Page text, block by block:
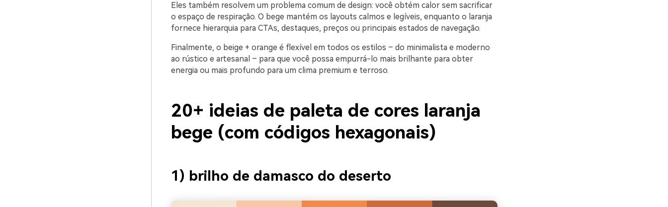
Eles também resolvem um problema comum de design: você obtém calor sem sacrificar
o espaço de respiração. O bege mantém os layouts calmos e legíveis, enquanto o laranja
fornece hierarquia para CTAs, destaques, preços ou principais estados de navegação.
Finalmente, o beige + orange é flexível em todos os estilos – do minimalista e moderno
ao rústico e artesanal – para que você possa empurrá-lo mais brilhante para obter
energia ou mais profundo para um clima premium e terroso.
20+ ideias de paleta de cores laranja
bege (com códigos hexagonais)
1) brilho de damasco do deserto